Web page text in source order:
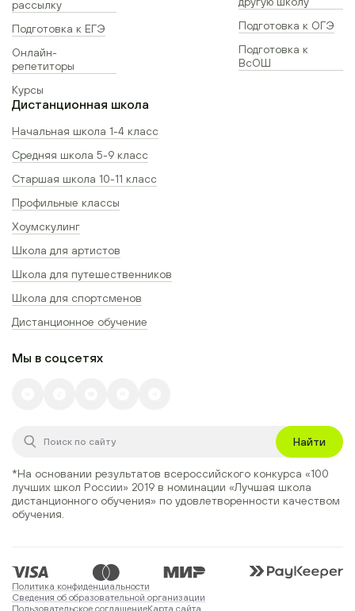
рассылку
Подготовка к ЕГЭ
Онлайн-
репетиторы
Курсы
Подготовка к ОГЭ
Подготовка к
ВсОШ
Дистанционная школа
Начальная школа 1-4 класс
Средняя школа 5-9 класс
Старшая школа 10-11 класс
Профильные классы
Хоумскулинг
Школа для артистов
Школа для путешественников
Школа для спортсменов
Дистанционное обучение
Мы в соцсетях
Найти
*На основании результатов всероссийского конкурса «100
лучших школ России» 2019 в номинации «Лучшая школа
дистанционного обучения» по удовлетворенности качеством
обучения.
Политика конфиденциальности
Сведения об образовательной организации
Пользовательское соглашениеКарта сайта